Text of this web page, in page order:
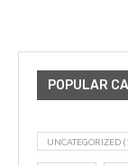
POPULAR
UNCATEGORIZED